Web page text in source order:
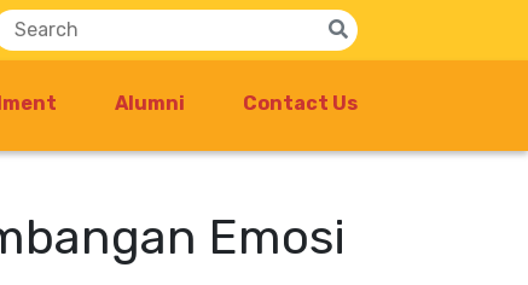
Alumni Contact Us
Emosi